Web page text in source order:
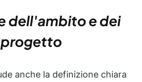
dell'ambito e dei
anche la definizione chiara